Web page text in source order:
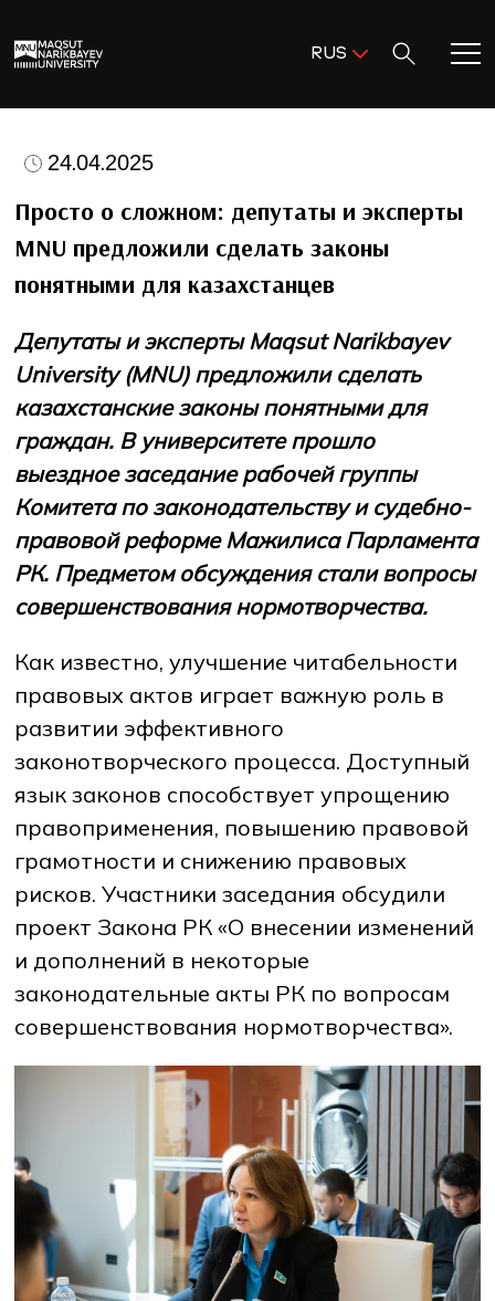
RUS
Добро пожаловать в MNU!
Академическая деятельность
Исследования и наука
Поступление и помощь
Жизнь в MNU
НОВОСТИ ВАКАНСИИ
ENG KAZ RUS
24.04.2025
Просто о сложном: депутаты и эксперты
MNU предложили сделать законы
понятными для казахстанцев
Депутаты и экспертыMaqsut Narikbayev
University (MNU) предложили сделать
казахстанские законы понятными для
граждан. В университете прошло
выездное заседание рабочей группы
Комитета по законодательству и судебно-
правовой реформе Мажилиса Парламента
РК. Предметом обсуждения стали вопросы
совершенствования нормотворчества.
Как известно, улучшение читабельности
правовых актов играет важную роль в
развитии эффективного
законотворческого процесса. Доступный
язык законов способствует упрощению
правоприменения, повышению правовой
грамотности и снижению правовых
рисков. Участники заседания обсудили
проект Закона РК «О внесении изменений
и дополнений в некоторые
законодательные акты РК по вопросам
совершенствования нормотворчества».